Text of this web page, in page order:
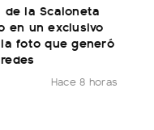
la Scaloneta
en un exclusivo
foto que generó
Hace 8 horas